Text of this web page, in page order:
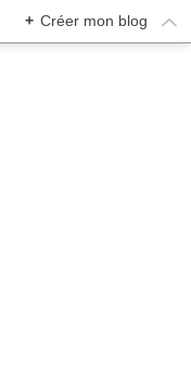
+ Créer mon blog